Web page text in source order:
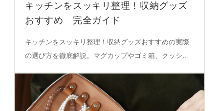
キッチンをスッキリ整理！収納グッズ
おすすめ 完全ガイド
キッチンをスッキリ整理！収納グッズおすすめの実際
の選び方を徹底解説。マグカップやゴミ箱、クッショ